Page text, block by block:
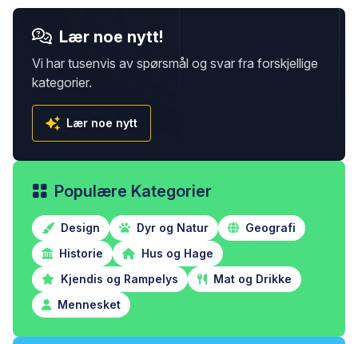
Lær noe nytt!
Vi har tusenvis av spørsmål og svar fra forskjellige
kategorier.
Lær noe nytt
Populære Kategorier
Design Dyr og Natur
Geografi
Historie
Hus og Hage
Kjendis og Rampelys
Mat og Drikke
Mennesket